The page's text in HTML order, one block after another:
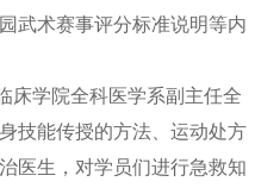
武术赛事评分标准说明等内
床学院全科医学系副主任全
技能传授的方法、运动处方
医生，对学员们进行急救知